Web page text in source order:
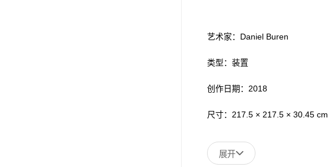
艺术家：Daniel Buren
类型：装置
创作日期：2018
尺寸：217.5 × 217.5 × 30.45 cm
展开